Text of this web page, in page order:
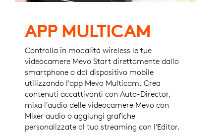
APP MULTICAM
Controlla in modalità wireless le tue
videocamere Mevo Start direttamente dallo
smartphone o dal dispositivo mobile
utilizzando l'app Mevo Multicam. Crea
contenuti accattivanti con Auto-Director,
mixa l'audio delle videocamere Mevo con
Mixer audio o ​​aggiungi grafiche
personalizzate al tuo streaming con l'Editor.